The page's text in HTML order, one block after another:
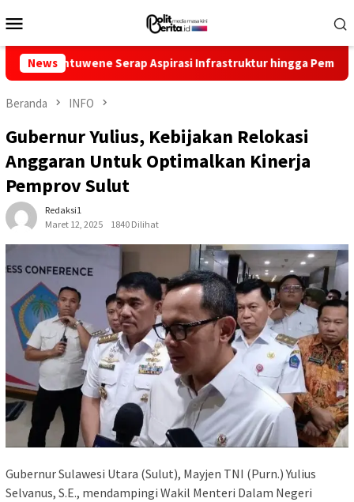
ke
Mobile
News
Serap Aspirasi Infrastruktur hingga Pemberdayaan
Beranda INFO
Gubernur Yulius, Kebijakan Relokasi
Anggaran Untuk Optimalkan Kinerja
Pemprov Sulut
Redaksi1
Maret 12, 2025
1840 Dilihat
Gubernur Sulawesi Utara (Sulut), Mayjen TNI (Purn.) Yulius
Selvanus, S.E., mendampingi Wakil Menteri Dalam Negeri